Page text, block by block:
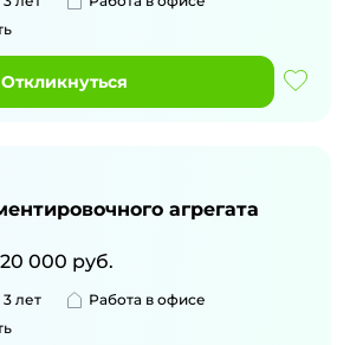
Откликнуться
агрегата
000 руб.
3 лет
Работа в офисе